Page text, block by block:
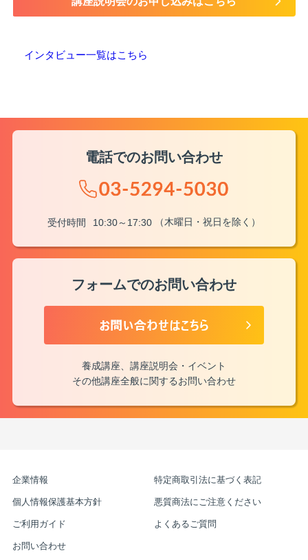
インタビュー一覧はこちら
電話でのお問い合わせ
受付時間 10:30～17:30 （木曜日・祝日を除く）
フォームでのお問い合わせ
養成講座、講座説明会・イベント
その他講座全般に関するお問い合わせ
企業情報 特定商取引法に基づく表記
個人情報保護基本方針 悪質商法にご注意ください
ご利用ガイド よくあるご質問
お問い合わせ